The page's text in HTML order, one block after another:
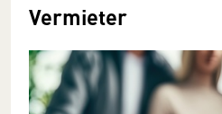
Vermieter